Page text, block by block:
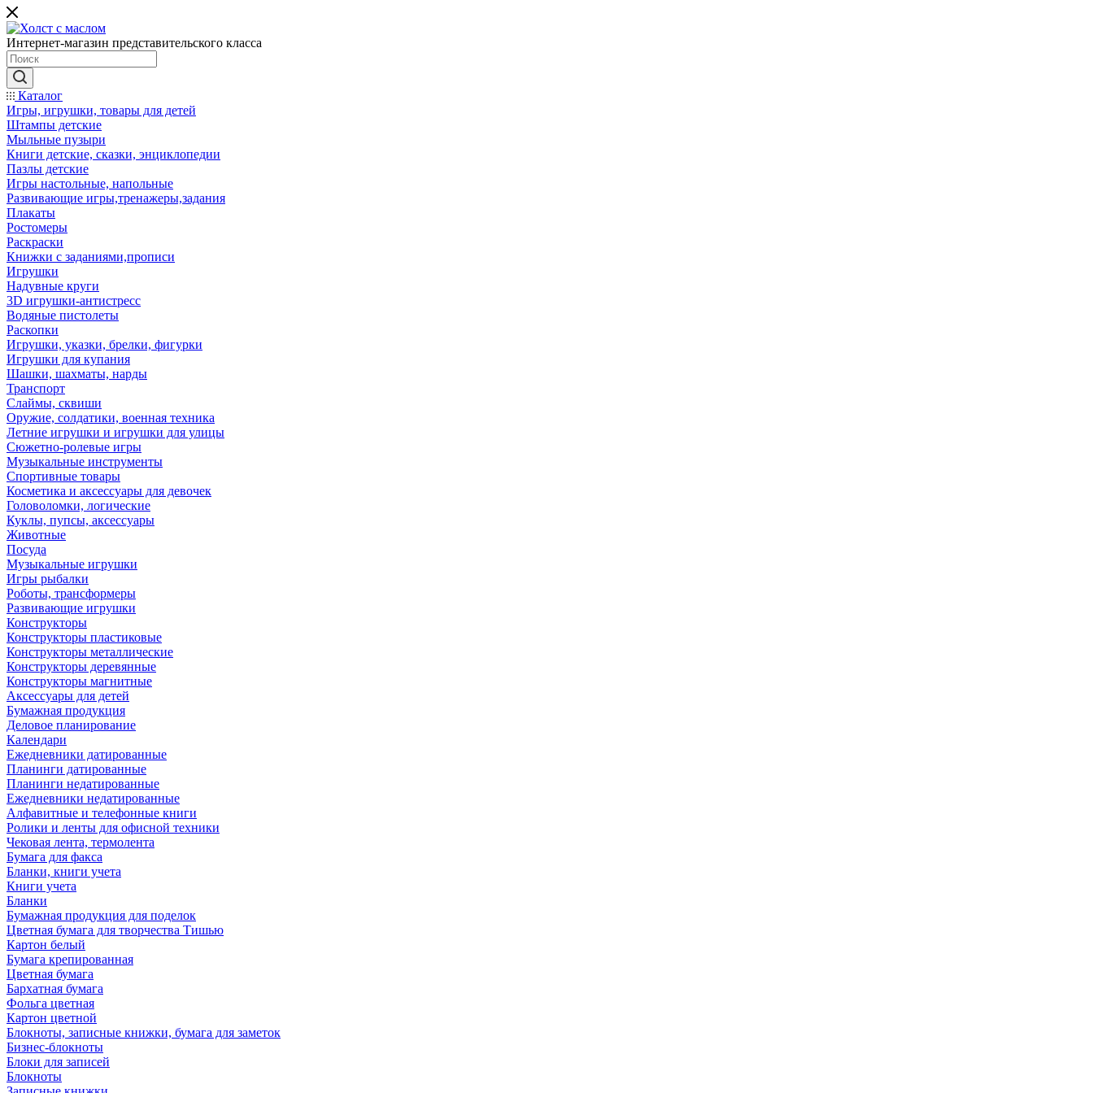
Интернет-магазин представительского класса
Каталог
Игры, игрушки, товары для детей
Штампы детские
Мыльные пузыри
Книги детские, сказки, энциклопедии
Пазлы детские
Игры настольные, напольные
Развивающие игры,тренажеры,задания
Плакаты
Ростомеры
Раскраски
Книжки с заданиями,прописи
Игрушки
Надувные круги
3D игрушки-антистресс
Водяные пистолеты
Раскопки
Игрушки, указки, брелки, фигурки
Игрушки для купания
Шашки, шахматы, нарды
Транспорт
Слаймы, сквиши
Оружие, солдатики, военная техника
Летние игрушки и игрушки для улицы
Сюжетно-ролевые игры
Музыкальные инструменты
Спортивные товары
Косметика и аксессуары для девочек
Головоломки, логические
Куклы, пупсы, аксессуары
Животные
Посуда
Музыкальные игрушки
Игры рыбалки
Роботы, трансформеры
Развивающие игрушки
Конструкторы
Конструкторы пластиковые
Конструкторы металлические
Конструкторы деревянные
Конструкторы магнитные
Аксессуары для детей
Бумажная продукция
Деловое планирование
Календари
Ежедневники датированные
Планинги датированные
Планинги недатированные
Ежедневники недатированные
Алфавитные и телефонные книги
Ролики и ленты для офисной техники
Чековая лента, термолента
Бумага для факса
Бланки, книги учета
Книги учета
Бланки
Бумажная продукция для поделок
Цветная бумага для творчества Тишью
Картон белый
Бумага крепированная
Цветная бумага
Бархатная бумага
Фольга цветная
Картон цветной
Блокноты, записные книжки, бумага для заметок
Бизнес-блокноты
Блоки для записей
Блокноты